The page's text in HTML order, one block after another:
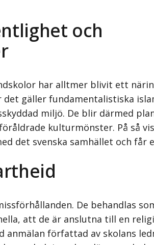
och
har alltmer blivit ett
gäller fundamentalistiska
miljö. De blir därmed
kulturmönster. På så
det svenska samhället och får
De behandlas
att de är anslutna till en
författad av skolans